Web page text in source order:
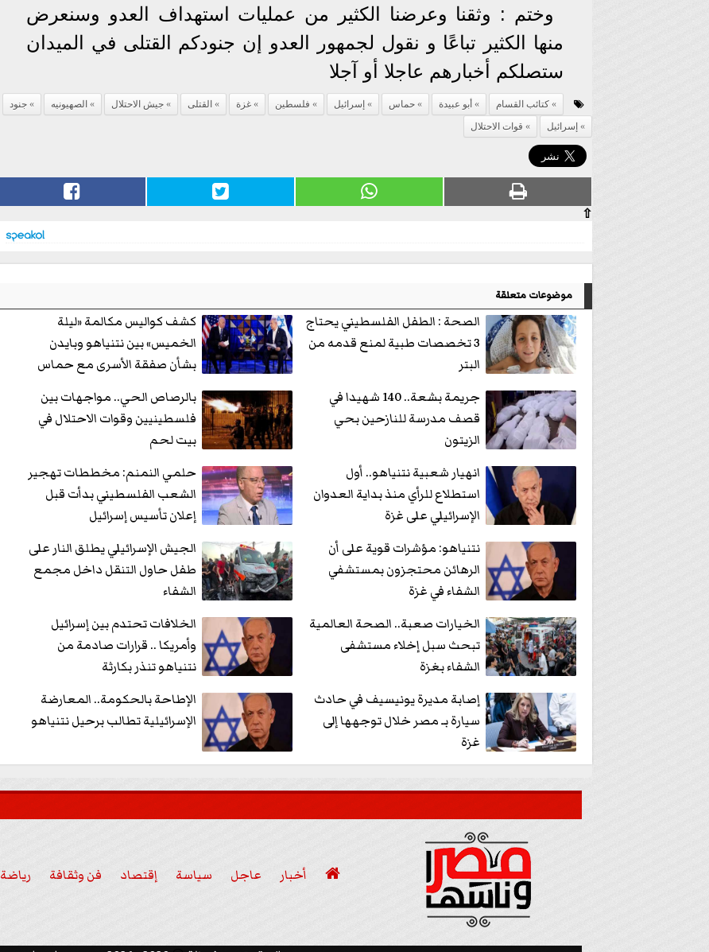
وختم : وثقنا وعرضنا الكثير من عمليات استهداف العدو وسنعرض
منها الكثير تباعًا و نقول لجمهور العدو إن جنودكم القتلى في الميدان
ستصلكم أخبارهم عاجلا أو آجلا
كتائب القسام أبو عبيدة حماس إسرائيل فلسطين غزة القتلى جيش الاحتلال الصهيونيه
جنود
إسرائيل
قوات الاحتلال
⇧
موضوعات متعلقة
الصحة : الطفل الفلسطيني يحتاج
3 تخصصات طبية لمنع قدمه من
البتر
كشف كواليس مكالمة «ليلة
الخميس» بين نتنياهو وبايدن
بشأن صفقة الأسرى مع حماس
جريمة بشعة.. 140 شهيدا في
قصف مدرسة للنازحين بحي
الزيتون
بالرصاص الحي.. مواجهات بين
فلسطينيين وقوات الاحتلال في
بيت لحم
انهيار شعبية نتنياهو.. أول
استطلاع للرأي منذ بداية العدوان
الإسرائيلي على غزة
حلمي النمنم: مخططات تهجير
الشعب الفلسطيني بدأت قبل
إعلان تأسيس إسرائيل
نتنياهو: مؤشرات قوية على أن
الرهائن محتجزون بمستشفي
الشفاء في غزة
الجيش الإسرائيلي يطلق النار على
طفل حاول التنقل داخل مجمع
الشفاء
الخيارات صعبة.. الصحة العالمية
تبحث سبل إخلاء مستشفى
الشفاء بغزة
الخلافات تحتدم بين إسرائيل
وأمريكا .. قرارات صادمة من
نتنياهو تنذر بكارثة
إصابة مديرة يونيسيف في حادث
سيارة بـ مصر خلال توجهها إلى
غزة
الإطاحة بالحكومة.. المعارضة
الإسرائيلية تطالب برحيل نتنياهو
 أخبار عاجل سياسة إقتصاد فن وثقافة رياضة